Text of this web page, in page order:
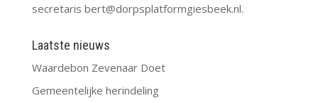
secretaris bert@dorpsplatformgiesbeek.nl.
Laatste nieuws
Waardebon Zevenaar Doet
Gemeentelijke herindeling